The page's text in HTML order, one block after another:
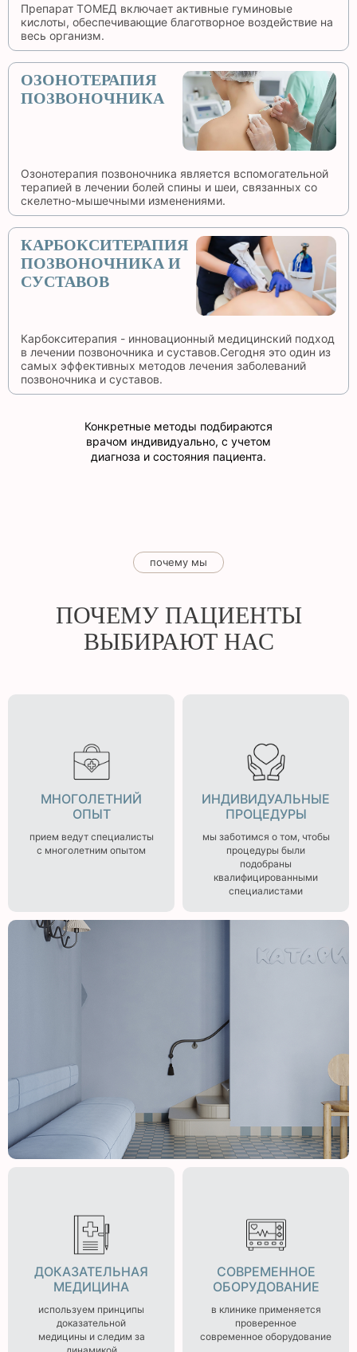
Препарат ТОМЕД включает активные гуминовые
кислоты, обеспечивающие благотворное воздействие на
весь организм.
ОЗОНОТЕРАПИЯ
ПОЗВОНОЧНИКА
Озонотерапия позвоночника является вспомогательной
терапией в лечении болей спины и шеи, связанных со
скелетно-мышечными изменениями.
КАРБОКСИТЕРАПИЯ
ПОЗВОНОЧНИКА И
СУСТАВОВ
Карбокситерапия - инновационный медицинский подход
в лечении позвоночника и суставов.Сегодня это один из
самых эффективных методов лечения заболеваний
позвоночника и суставов.
Конкретные методы подбираются
врачом индивидуально, с учетом
диагноза и состояния пациента.
почему мы
ПОЧЕМУ ПАЦИЕНТЫ
ВЫБИРАЮТ НАС
МНОГОЛЕТНИЙ
ОПЫТ
прием ведут специалисты
с многолетним опытом
ИНДИВИДУАЛЬНЫЕ
ПРОЦЕДУРЫ
мы заботимся о том, чтобы
процедуры были
подобраны
квалифицированными
специалистами
ДОКАЗАТЕЛЬНАЯ
МЕДИЦИНА
используем принципы
доказательной
медицины и следим за
СОВРЕМЕННОЕ
ОБОРУДОВАНИЕ
в клинике применяется
проверенное
современное оборудование